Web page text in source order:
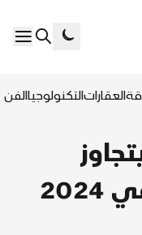
العقاراتالتكنولوجياالفن